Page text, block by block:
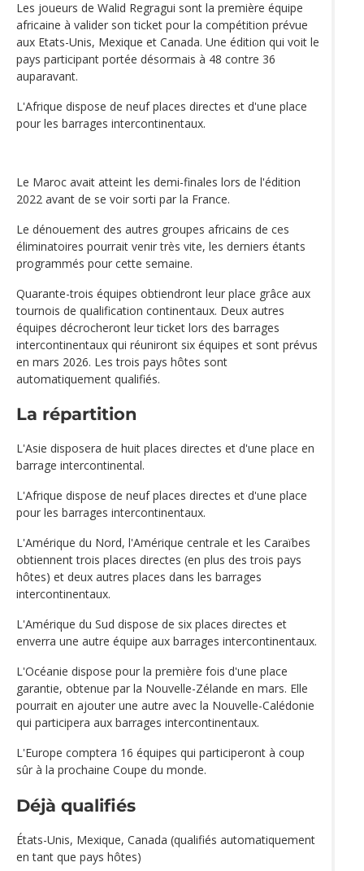
Les joueurs de Walid Regragui sont la première équipe
africaine à valider son ticket pour la compétition prévue
aux Etats-Unis, Mexique et Canada. Une édition qui voit le
pays participant portée désormais à 48 contre 36
auparavant.
L'Afrique dispose de neuf places directes et d'une place
pour les barrages intercontinentaux.
Le Maroc avait atteint les demi-finales lors de l'édition
2022 avant de se voir sorti par la France.
Le dénouement des autres groupes africains de ces
éliminatoires pourrait venir très vite, les derniers étants
programmés pour cette semaine.
Quarante-trois équipes obtiendront leur place grâce aux
tournois de qualification continentaux. Deux autres
équipes décrocheront leur ticket lors des barrages
intercontinentaux qui réuniront six équipes et sont prévus
en mars 2026. Les trois pays hôtes sont
automatiquement qualifiés.
La répartition
L'Asie disposera de huit places directes et d'une place en
barrage intercontinental.
L'Afrique dispose de neuf places directes et d'une place
pour les barrages intercontinentaux.
L'Amérique du Nord, l'Amérique centrale et les Caraïbes
obtiennent trois places directes (en plus des trois pays
hôtes) et deux autres places dans les barrages
intercontinentaux.
L'Amérique du Sud dispose de six places directes et
enverra une autre équipe aux barrages intercontinentaux.
L'Océanie dispose pour la première fois d'une place
garantie, obtenue par la Nouvelle-Zélande en mars. Elle
pourrait en ajouter une autre avec la Nouvelle-Calédonie
qui participera aux barrages intercontinentaux.
L'Europe comptera 16 équipes qui participeront à coup
sûr à la prochaine Coupe du monde.
Déjà qualifiés
États-Unis, Mexique, Canada (qualifiés automatiquement
en tant que pays hôtes)